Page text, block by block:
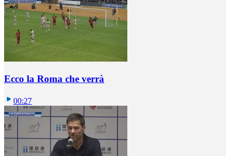
Ecco la Roma che verrà
00:27